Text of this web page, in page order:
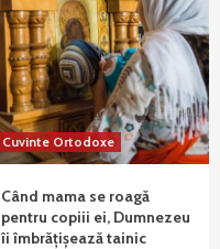
Cuvinte Ortodoxe
Când mama se roagă
pentru copiii ei, Dumnezeu
îi îmbrățișează tainic